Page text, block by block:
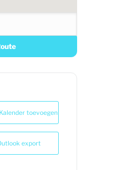
toevoegen
export